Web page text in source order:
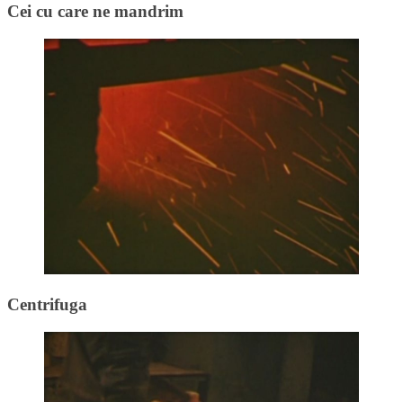
Cei cu care ne mandrim
Centrifuga